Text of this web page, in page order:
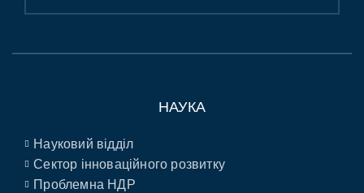
НАУКА
Науковий відділ
Сектор інноваційного розвитку
Проблемна НДР